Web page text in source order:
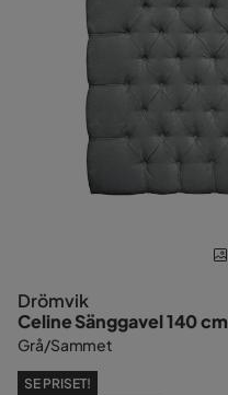
Drömvik
Celine Sänggavel 140 cm
Grå/Sammet
SE PRISET!